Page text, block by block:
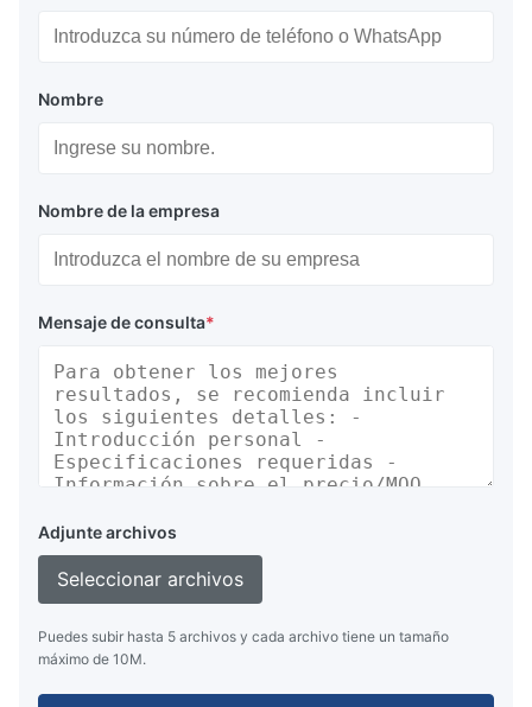
Nombre
Nombre de la empresa
Mensaje de consulta*
Adjunte archivos
Seleccionar archivos
Puedes subir hasta 5 archivos y cada archivo tiene un tamaño
máximo de 10M.